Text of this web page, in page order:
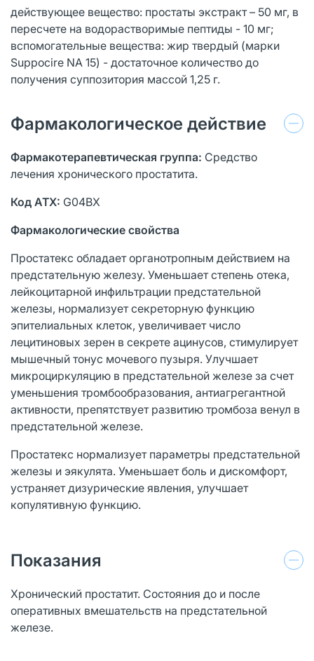
действующее вещество: простаты экстракт – 50 мг, в
пересчете на водорастворимые пептиды - 10 мг;
вспомогательные вещества: жир твердый (марки
Suppocire NA 15) - достаточное количество до
получения суппозитория массой 1,25 г.
Фармакологическое действие
Фармакотерапевтическая группа: Средство
лечения хронического простатита.
Код ATX: G04BX
Фармакологические свойства
Простатекс обладает органотропным действием на
предстательную железу. Уменьшает степень отека,
лейкоцитарной инфильтрации предстательной
железы, нормализует секреторную функцию
эпителиальных клеток, увеличивает число
лецитиновых зерен в секрете ацинусов, стимулирует
мышечный тонус мочевого пузыря. Улучшает
микроциркуляцию в предстательной железе за счет
уменьшения тромбообразования, антиагрегантной
активности, препятствует развитию тромбоза венул в
предстательной железе.
Простатекс нормализует параметры предстательной
железы и эякулята. Уменьшает боль и дискомфорт,
устраняет дизурические явления, улучшает
копулятивную функцию.
Показания
Хронический простатит. Состояния до и после
оперативных вмешательств на предстательной
железе.